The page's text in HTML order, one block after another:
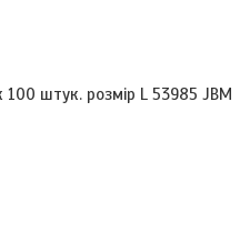
100 штук. розмір L 53985 JBM